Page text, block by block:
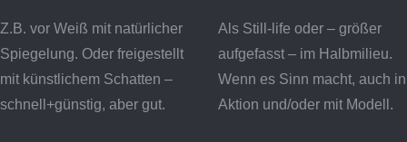
Z.B. vor Weiß mit natürlicher
Spiegelung. Oder freigestellt
mit künstlichem Schatten –
schnell+günstig, aber gut.
Als Still-life oder – größer
aufgefasst – im Halbmilieu.
Wenn es Sinn macht, auch in
Aktion und/oder mit Modell.